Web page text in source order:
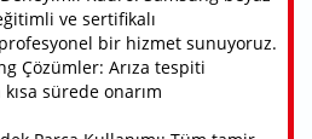
ve sertifikalı
bir hizmet sunuyoruz.
Çözümler: Arıza tespiti
sürede onarım